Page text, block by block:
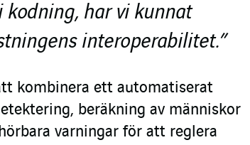
kodning, har vi kunnat
interoperabilitet.”
kombinera ett automatiserat
beräkning av människor
varningar för att reglera